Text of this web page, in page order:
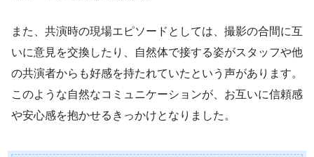
また、共演時の現場エピソードとしては、撮影の合間に互
いに意見を交換したり、自然体で接する姿がスタッフや他
の共演者からも好感を持たれていたという声があります。
このような自然なコミュニケーションが、お互いに信頼感
や安心感を抱かせるきっかけとなりました。